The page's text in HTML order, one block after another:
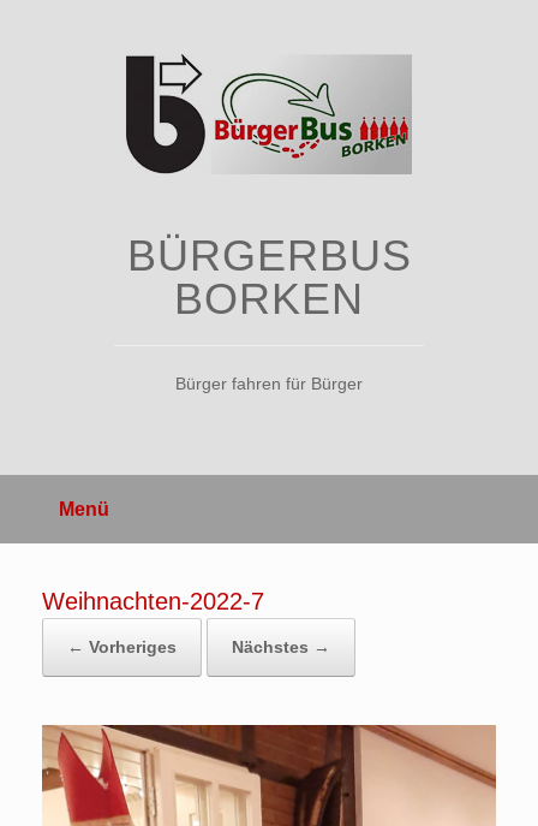
BÜRGERBUS
BORKEN
Bürger fahren für Bürger
Menü
Weihnachten-2022-7
← Vorheriges Nächstes →